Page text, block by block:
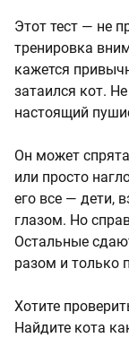
Этот тест — не
тренировка
кажется
затаился кот.
настоящий
Он может
или просто
его все — дети,
глазом. Но
Остальные
разом и только
Хотите
Найдите кота